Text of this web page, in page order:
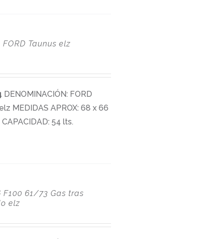
FORD Taunus elz
DENOMINACIÓN: FORD
MEDIDAS APROX: 68 x 66
54 lts.
F100 61/73 Gas tras
elz